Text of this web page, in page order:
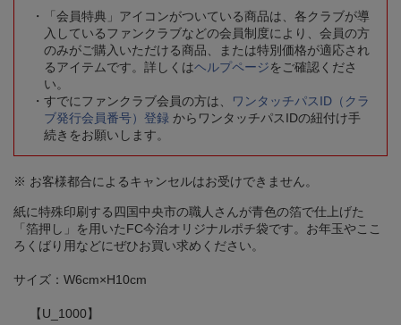
「会員特典」アイコンがついている商品は、各クラブが導
入しているファンクラブなどの会員制度により、会員の方
のみがご購入いただける商品、または特別価格が適応され
るアイテムです。詳しくはヘルプページをご確認くださ
い。
すでにファンクラブ会員の方は、
ワンタッチパスID（クラ
ブ発行会員番号）登録 からワンタッチパスIDの紐付け手
続きをお願いします。
※ お客様都合によるキャンセルはお受けできません。
紙に特殊印刷する四国中央市の職人さんが青色の箔で仕上げた
「箔押し」を用いたFC今治オリジナルポチ袋です。お年玉やここ
ろくばり用などにぜひお買い求めください。
サイズ：W6cm×H10cm
【U_1000】